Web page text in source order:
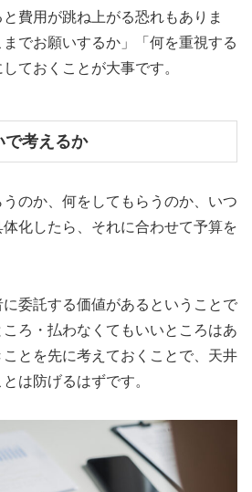
費用が跳ね上がる恐れもありま
でお願いするか」「何を重視する
ておくことが大事です。
で考えるか
のか、何をしてもらうのか、いつ
化したら、それに合わせて予算を
委託する価値があるということで
ろ・払わなくてもいいところはあ
とを先に考えておくことで、天井
は防げるはずです。